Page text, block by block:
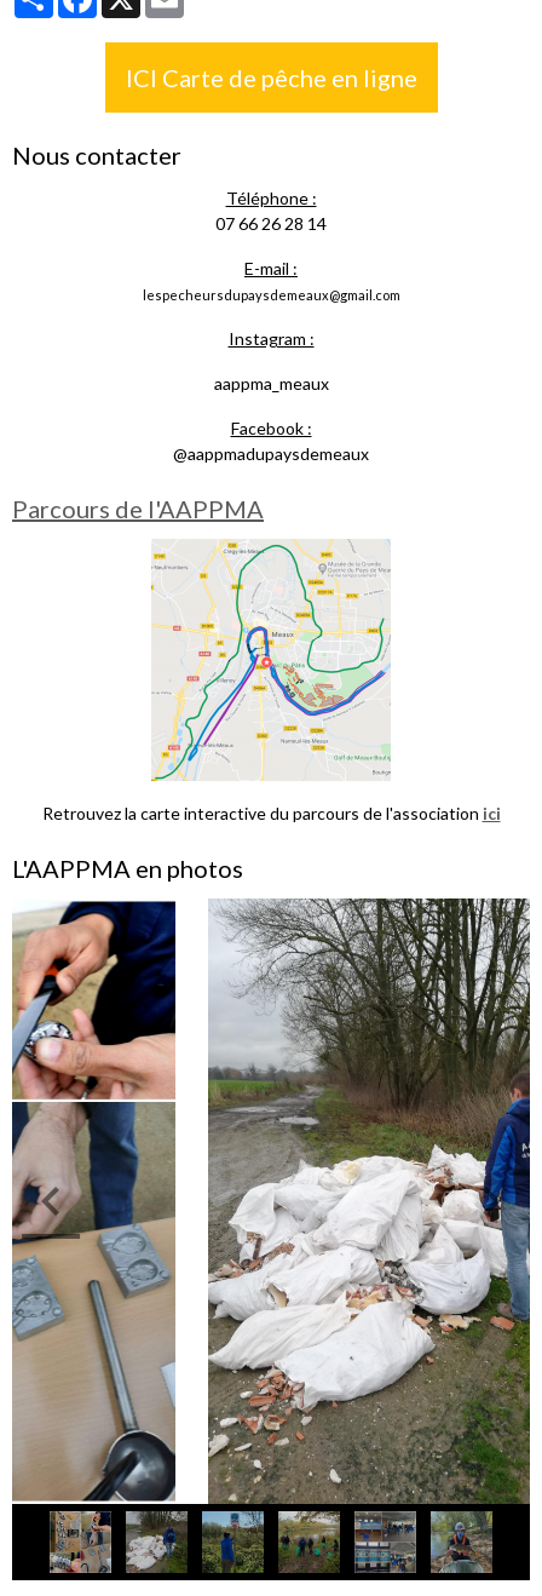
ICI Carte de pêche en ligne
Nous contacter
Téléphone :
07 66 26 28 14
E-mail :
lespecheursdupaysdemeaux@gmail.com
Instagram :
aappma_meaux
Facebook :
@aappmadupaysdemeaux
Parcours de l'AAPPMA
Retrouvez la carte interactive du parcours de l'association ici
L'AAPPMA en photos